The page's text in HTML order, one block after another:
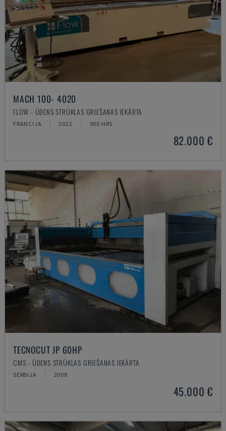
MACH 100- 4020
FLOW - ŪDENS STRŪKLAS GRIEŠANAS IEKĀRTA
FRANCIJA 2021 900 HRS
82.000 €
TECNOCUT JP 60HP
CMS - ŪDENS STRŪKLAS GRIEŠANAS IEKĀRTA
SERBIJA 2008
45.000 €